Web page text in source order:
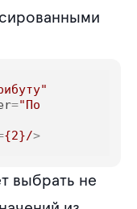
="По
{2}/>
выбрать не